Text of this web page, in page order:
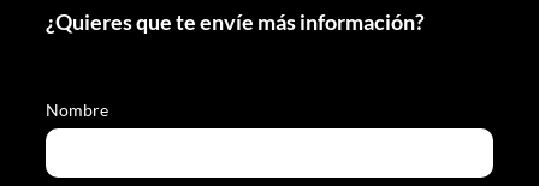
¿Quieres que te envíe más información?
Nombre